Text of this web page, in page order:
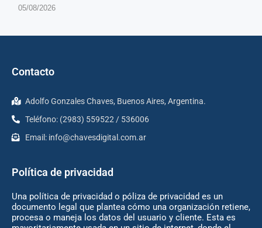
05/08/2026
Contacto
Adolfo Gonzales Chaves, Buenos Aires, Argentina.
Teléfono: (2983) 559522 / 536006
Email: info@chavesdigital.com.ar
Política de privacidad
Una política de privacidad o póliza de privacidad es un
documento legal que plantea cómo una organización retiene,
procesa o maneja los datos del usuario y cliente. Esta es